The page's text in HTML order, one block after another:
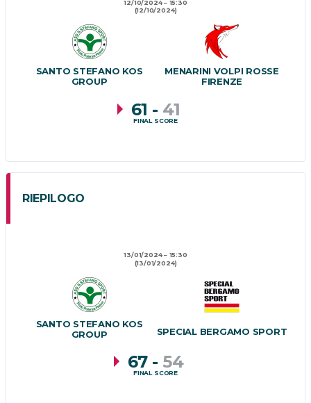
12/10/2024
15:30
(12/10/2024)
SANTO STEFANO KOS
GROUP
MENARINI VOLPI ROSSE
FIRENZE
61 - 41
FINAL SCORE
RIEPILOGO
13/01/2024
15:30
(13/01/2024)
SANTO STEFANO KOS
GROUP
SPECIAL BERGAMO SPORT
67 - 54
FINAL SCORE